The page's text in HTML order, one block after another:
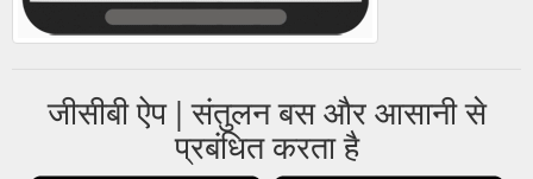
जीसीबी ऐप | संतुलन बस और आसानी से
प्रबंधित करता है